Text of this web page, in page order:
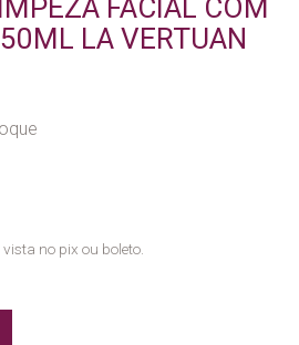
FACIAL COM
LA VERTUAN
vista no pix ou boleto.